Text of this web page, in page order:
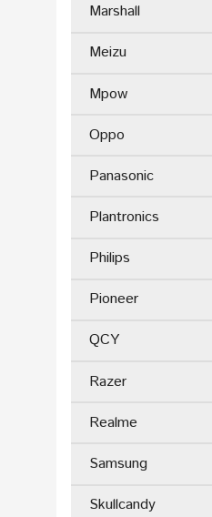
Marshall
Meizu
Mpow
Oppo
Panasonic
Plantronics
Philips
Pioneer
QCY
Razer
Realme
Samsung
Skullcandy